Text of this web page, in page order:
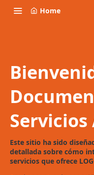
Home
Servicios
Este sitio ha sido
detallada sobre cómo
servicios que ofrece